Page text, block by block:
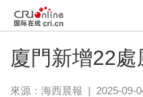
廈門新增22處
來源： 海西晨報 | 2025-09-